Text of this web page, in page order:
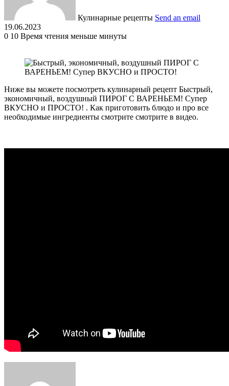
Кулинарные рецепты Send an email
19.06.2023
0 10 Время чтения меньше минуты
Ниже вы можете посмотреть кулинарный рецепт Быстрый,
экономичный, воздушный ПИРОГ С ВАРЕНЬЕМ! Супер
ВКУСНО и ПРОСТО! . Как приготовить блюдо и про все
необходимые ингредиенты смотрите смотрите в видео.